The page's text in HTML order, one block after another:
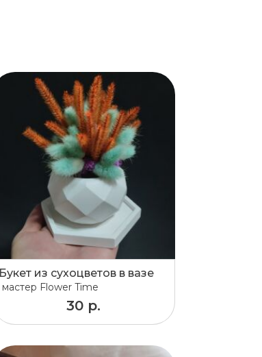
Букет из сухоцветов в вазе
мастер Flower Time
30 р.